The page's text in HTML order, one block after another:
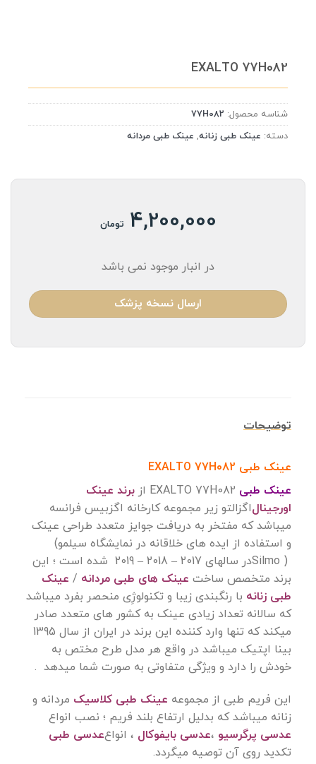
EXALTO 77H082
شناسه محصول: 77H082
دسته: عینک طبی زنانه, عینک طبی مردانه
4,200,000 تومان
در انبار موجود نمی باشد
ارسال نسخه پزشک
توضیحات
عینک طبی EXALTO 77H082
عینک طبی
از برند عینک
اورجینالاگزالتو زیر مجموعه کارخانه اگزبیس فرانسه
میباشد که مفتخر به دریافت جوایز متعدد طراحی عینک
و استفاده از ایده های خلاقانه در نمایشگاه سیلمو(
Silmo )
در سالهای 2017 – 2018 – 2019 شده است ؛ این
برند متخصص ساخت عینک های طبی مردانه / عینک
طبی زنانه با رنگبندی زیبا و تکنولوژِی منحصر بفرد میباشد
که سالانه تعداد زیادی عینک به کشور های متعدد صادر
میکند که تنها وارد کننده این برند در ایران از سال 1395
بینا اپتیک میباشد در واقع هر مدل طرح مختص به
خودش را دارد و ویژگی متفاوتی به صورت شما میدهد .
این فریم طبی از مجموعه عینک طبی کلاسیک مردانه و
زنانه میباشد که بدلیل ارتفاع بلند فریم ؛ نصب انواع
عدسی پرگرسیو ،عدسی بایفوکال ، انواععدسی طبی
تکدید روی آن توصیه میگردد.